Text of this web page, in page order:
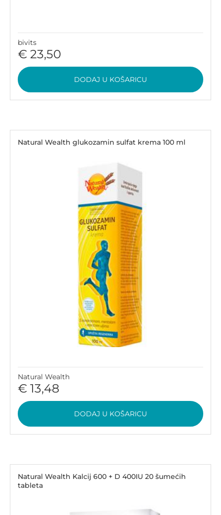
bivits
€ 23,50
DODAJ U KOŠARICU
Natural Wealth glukozamin sulfat krema 100 ml
Natural Wealth
€ 13,48
DODAJ U KOŠARICU
Natural Wealth Kalcij 600 + D 400IU 20 šumećih
tableta